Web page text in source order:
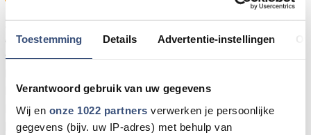
Toestemming Details Advertentie-instellingen
Verantwoord gebruik van uw gegevens
Wij en onze 1022 partners verwerken je persoonlijke
gegevens (bijv. uw IP-adres) met behulp van
Zaterdag 21 mei 21016 van 10:00 tot 16:00 uur vindt er
een familiefair plaats aan de Prutweg 14 te Sommelsdijk
voor het goede doel Alpe d'HuZes - KWF
In de strijd tegen kanker organiseert het team 2
Ride 4 Life een gezellige familiefair met diverse
leuke stands, waaronder dames- en herenkleding,